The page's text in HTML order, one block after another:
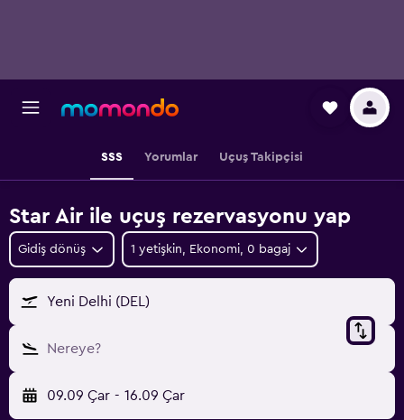
SSS Yorumlar Uçuş Takipçisi
Star Air ile uçuş rezervasyonu yap
Gidiş dönüş 1 yetişkin, Ekonomi, 0 bagaj
Yeni Delhi (DEL)
Nereye?
09.09 Çar - 16.09 Çar